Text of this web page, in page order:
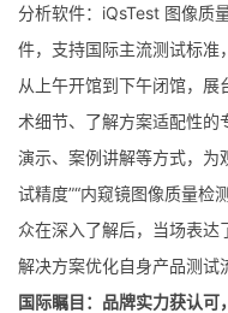
分析软件：iQsTest 图像质
件，支持国际主流测试标准
从上午开馆到下午闭馆，展
术细节、了解方案适配性
演示、案例讲解等方式，为
试精度”“内窥镜图像质量检
众在深入了解后，当场表达
解决方案优化自身产品测试
国际瞩目：品牌实力获认可